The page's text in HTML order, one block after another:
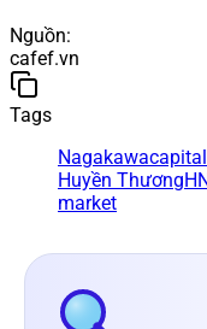
Nguồn:
cafef.vn
Tags
Nagakawa
Huyền Thương
market